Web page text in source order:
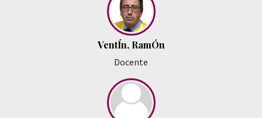
VentÍn, RamÓn
Docente